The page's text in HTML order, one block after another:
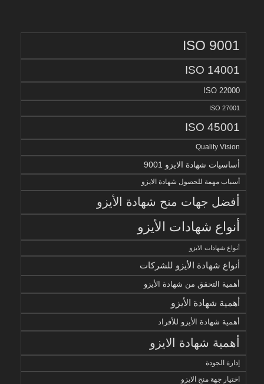
ISO 9001
ISO 14001
ISO 22000
ISO 27001
ISO 45001
Quality Vision
أساسيات شهادة الايزو 9001
أسباب مهمة للحصول شهادة الايزو
أفضل جهات منح شهادة الأيزو
أنواع شهادات الأيزو
أنواع شهادات الايزو
أنواع شهادة الأيزو للشركات
أهمية التحقق من شهادة الأيزو
أهمية شهادة الأيزو
أهمية شهادة الأيزو للأفراد
أهمية شهادة الايزو
إدارة الجودة
اختيار جهة منح الايزو